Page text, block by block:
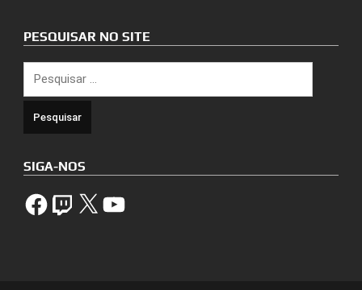
PESQUISAR NO SITE
por:
SIGA-NOS
FacebookTwitch X YouTube